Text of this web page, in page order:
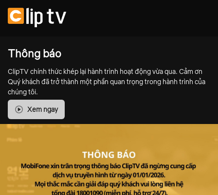
Thông báo
ClipTV chính thức khép lại hành trình hoạt động vừa qua. Cảm ơn
Quý khách đã trở thành một phần quan trọng trong hành trình của
chúng tôi.
Xem ngay